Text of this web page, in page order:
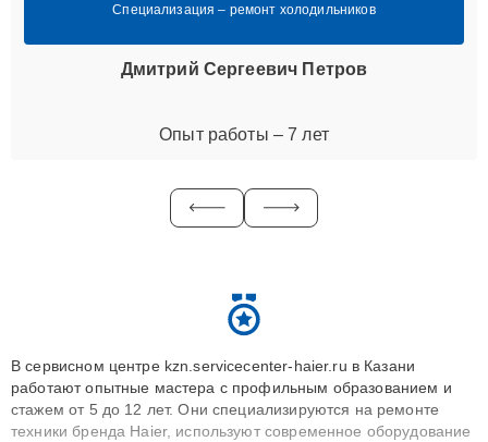
Специализация – ремонт холодильников
Дмитрий Сергеевич Петров
Опыт работы – 7 лет
В сервисном центре kzn.servicecenter-haier.ru в Казани
работают опытные мастера с профильным образованием и
стажем от 5 до 12 лет. Они специализируются на ремонте
техники бренда Haier, используют современное оборудование